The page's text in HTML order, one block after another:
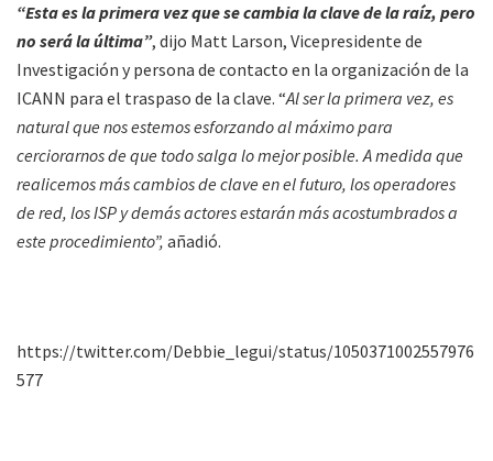
“Esta es la primera vez que se cambia la clave de la raíz, pero
no será la última”, dijo Matt Larson, Vicepresidente de
Investigación y persona de contacto en la organización de la
ICANN para el traspaso de la clave. “Al ser la primera vez, es
natural que nos estemos esforzando al máximo para
cerciorarnos de que todo salga lo mejor posible. A medida que
realicemos más cambios de clave en el futuro, los operadores
de red, los ISP y demás actores estarán más acostumbrados a
este procedimiento”, añadió.
https://twitter.com/Debbie_legui/status/1050371002557976
577